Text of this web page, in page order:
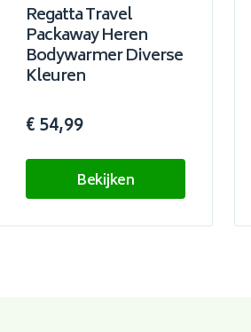
Regatta Travel
Packaway Heren
Bodywarmer Diverse
Kleuren
€ 54,99
Bekijken